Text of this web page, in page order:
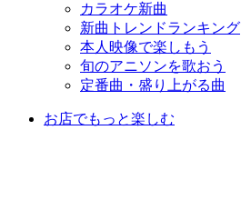
カラオケ新曲
新曲トレンドランキング
本人映像で楽しもう
旬のアニソンを歌おう
定番曲・盛り上がる曲
お店でもっと楽しむ